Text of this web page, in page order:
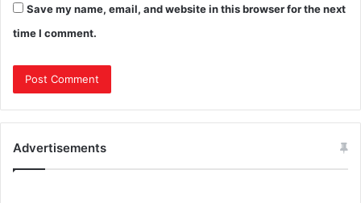
Save my name, email, and website in this browser for the next
time I comment.
Advertisements